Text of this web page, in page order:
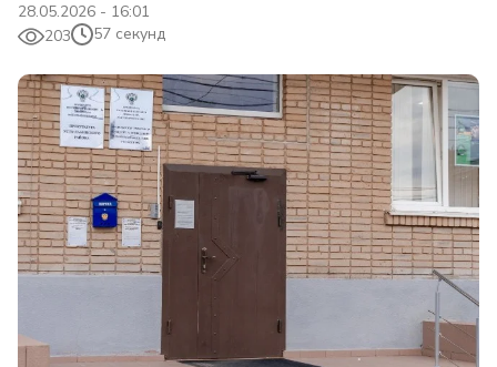
28.05.2026 - 16:01
203
57 секунд